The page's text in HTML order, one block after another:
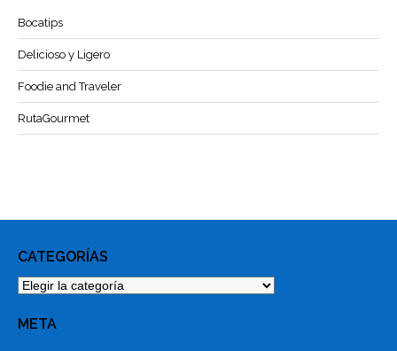
Bocatips
Delicioso y Ligero
Foodie and Traveler
RutaGourmet
CATEGORÍAS
Categorías
META